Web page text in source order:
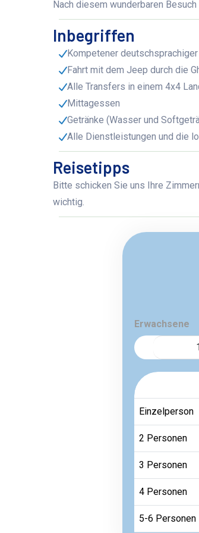
Nach diesem wunderbaren
Inbegriffen
Kompetener
Fahrt mit dem Jeep durch die
Alle Transfers in einem 4x4
Mittagessen
Getränke (Wasser und
Alle Dienstleistungen und die
Reisetipps
Bitte schicken Sie uns Ihre
wichtig.
Erwachsene
Einzelperson
2 Personen
3 Personen
4 Personen
5-6 Personen